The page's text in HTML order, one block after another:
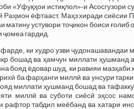
«Уфуқҳои истиқлол»-и Асосгузори
ёфтааст. Маҳз хиради сиёсии
устувори тоҷикон боиси ғолиб
гардид.
ки худро узви ҷудонашавандаи
бошад ва ҳамчун миллати ҳушманд
бояд ёдовар шуд, ки равияи
ба фарҳанги миллӣ ва унсури
миллати ҳушманд бошад ва
миллӣ ва суботи сиёсӣ эҳсос
табдил меёбанд ва хатари